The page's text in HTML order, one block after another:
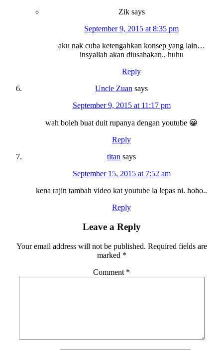
Zik says
September 9, 2015 at 8:35 pm
aku nak cuba ketengahkan konsep yang lain…
insyallah akan diusahakan.. huhu
Reply
Uncle Zuan says
September 9, 2015 at 11:17 pm
wah boleh buat duit rupanya dengan youtube 😀
Reply
titan says
September 15, 2015 at 7:52 am
kena rajin tambah video kat youtube la lepas ni. hoho..
Reply
Leave a Reply
Your email address will not be published. Required fields are
marked *
Comment *